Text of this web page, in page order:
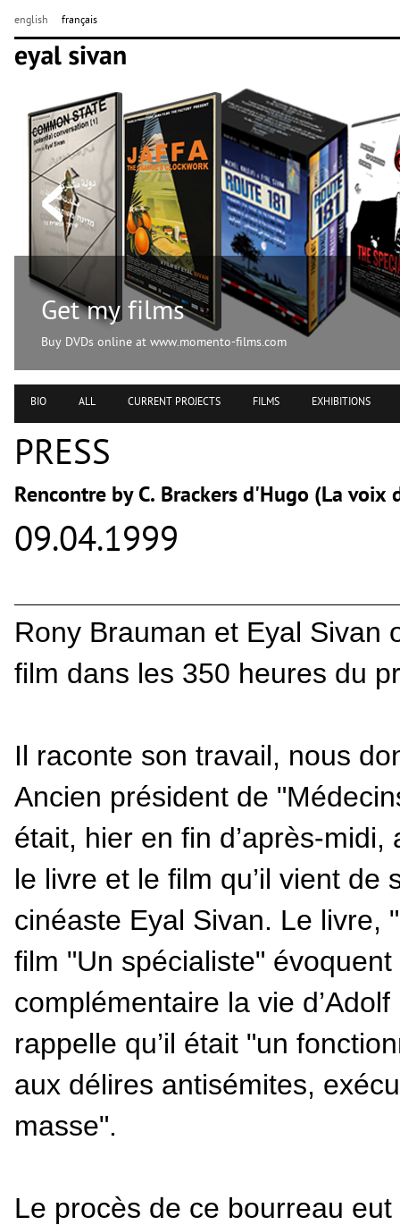
english français
Get my films
Buy DVDs online at www.momento-films.com
BIO ALL CURRENT PROJECTS FILMS EXHIBITIONS
PRESS
Rencontre by C. Brackers d'Hugo (La voix
09.04.1999
Rony Brauman et Eyal Sivan
film dans les 350 heures du
Il raconte son travail, nous
Ancien président de
était, hier en fin d’après-
le livre et le film qu’il vient
cinéaste Eyal Sivan. Le livre,
film "Un spécialiste"
complémentaire la vie
rappelle qu’il était "un
aux délires antisémites,
masse".
Le procès de ce bourreau